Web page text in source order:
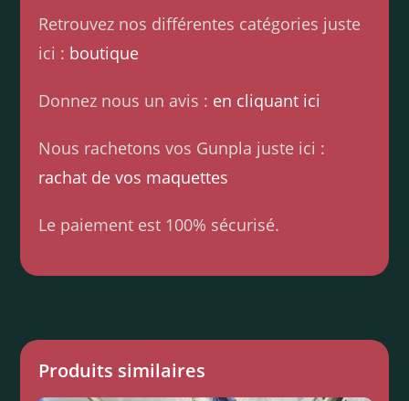
Retrouvez nos différentes catégories juste
ici : boutique
Donnez nous un avis : en cliquant ici
Nous rachetons vos Gunpla juste ici :
rachat de vos maquettes
Le paiement est 100% sécurisé.
Produits similaires